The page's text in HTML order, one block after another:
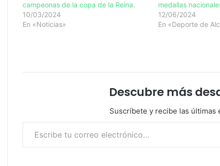
campeonas de la copa de la Reina.
10/03/2024
En «Noticias»
medallas
12/06/2024
En «Deporte de
Descubre más
Suscríbete y recibe las
Escribe tu correo electrónico…